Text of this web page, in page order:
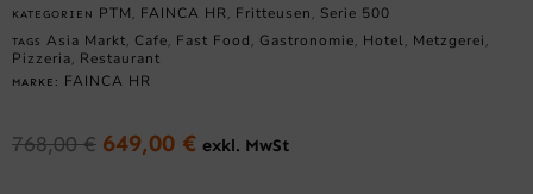
KATEGORIEN PTM FAINCA HR Fritteusen Serie 500
TAGS Asia Markt Cafe Fast Food Gastronomie Hotel Metzgerei
Pizzeria Restaurant
MARKE: FAINCA HR
768,00€ Ursprünglicher
649,00 € Aktueller
exkl. MwSt